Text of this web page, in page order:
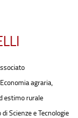
agraria,
estimo rurale
Scienze e Tecnologie